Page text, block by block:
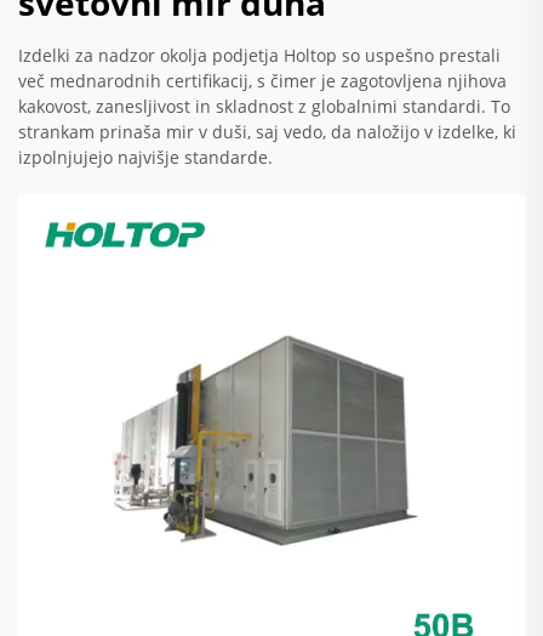
Izdelki za nadzor okolja podjetja Holtop so uspešno prestali
več mednarodnih certifikacij, s čimer je zagotovljena njihova
kakovost, zanesljivost in skladnost z globalnimi standardi. To
strankam prinaša mir v duši, saj vedo, da naložijo v izdelke, ki
izpolnjujejo najvišje standarde.